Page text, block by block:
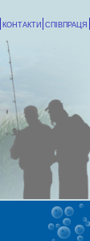
СПІВПРАЦЯ
КОНТАКТИ